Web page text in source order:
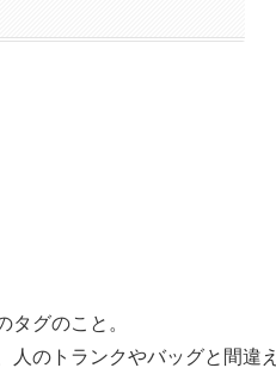
グのこと。
人のトランクやバッグと間違え